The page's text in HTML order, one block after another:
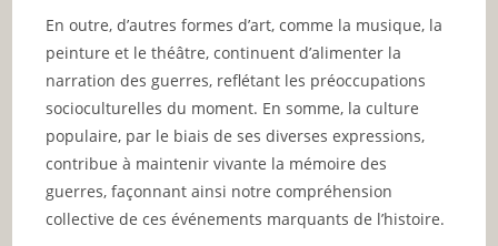
En outre, d’autres formes d’art, comme la musique, la
peinture et le théâtre, continuent d’alimenter la
narration des guerres, reflétant les préoccupations
socioculturelles du moment. En somme, la culture
populaire, par le biais de ses diverses expressions,
contribue à maintenir vivante la mémoire des
guerres, façonnant ainsi notre compréhension
collective de ces événements marquants de l’histoire.